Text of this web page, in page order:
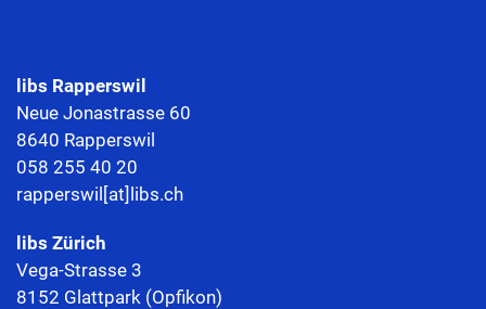
libs Rapperswil
Neue Jonastrasse 60
8640 Rapperswil
058 255 40 20
rapperswil[at]libs.ch
libs Zürich
Vega-Strasse 3
8152 Glattpark (Opfikon)